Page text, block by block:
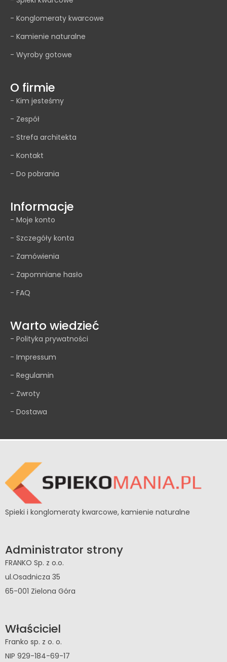
- Konglomeraty kwarcowe
- Kamienie naturalne
- Wyroby gotowe
O firmie
- Kim jesteśmy
- Zespół
- Strefa architekta
- Kontakt
- Do pobrania
Informacje
- Moje konto
- Szczegóły konta
- Zamówienia
- Zapomniane hasło
- FAQ
Warto wiedzieć
- Polityka prywatności
- Impressum
- Regulamin
- Zwroty
- Dostawa
Spieki i konglomeraty kwarcowe, kamienie naturalne
Administrator strony
FRANKO Sp. z o.o.
ul.Osadnicza 35
65-001 Zielona Góra
Właściciel
Franko sp. z o. o.
NIP 929-184-69-17